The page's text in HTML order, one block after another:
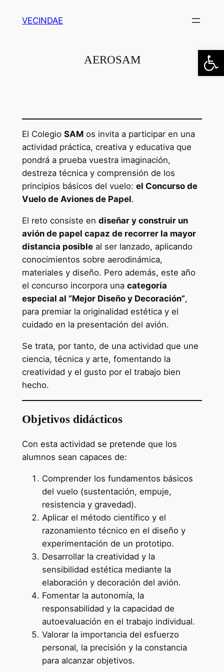
VECINDAE
AEROSAM
El Colegio SAMos invita a participar en una
actividad práctica, creativa y educativa que
pondrá a prueba vuestra imaginación,
destreza técnica y comprensión de los
principios básicos del vuelo: el Concurso de
Vuelo de Aviones de Papel.
El reto consiste en diseñar y construir un
avión de papel capaz de recorrer la mayor
distancia posibleal ser lanzado, aplicando
conocimientos sobre aerodinámica,
materiales y diseño. Pero además, este año
el concurso incorpora una categoría
especial al “Mejor Diseño y Decoración”,
para premiar la originalidad estética y el
cuidado en la presentación del avión.
Se trata, por tanto, de una actividad que une
ciencia, técnica y arte, fomentando la
creatividad y el gusto por el trabajo bien
hecho.
Objetivos didácticos
Con esta actividad se pretende que los
alumnos sean capaces de:
Comprender los fundamentos básicos
del vuelo (sustentación, empuje,
resistencia y gravedad).
Aplicar el método científico y el
razonamiento técnico en el diseño y
experimentación de un prototipo.
Desarrollar la creatividad y la
sensibilidad estética mediante la
elaboración y decoración del avión.
Fomentar la autonomía, la
responsabilidad y la capacidad de
autoevaluación en el trabajo individual.
Valorar la importancia del esfuerzo
personal, la precisión y la constancia
para alcanzar objetivos.
Abrir